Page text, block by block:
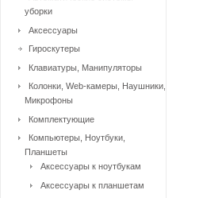
уборки
Аксессуары
Гироскутеры
Клавиатуры, Манипуляторы
Колонки, Web-камеры, Наушники,
Микрофоны
Комплектующие
Компьютеры, Ноутбуки,
Планшеты
Аксессуары к ноутбукам
Аксессуары к планшетам